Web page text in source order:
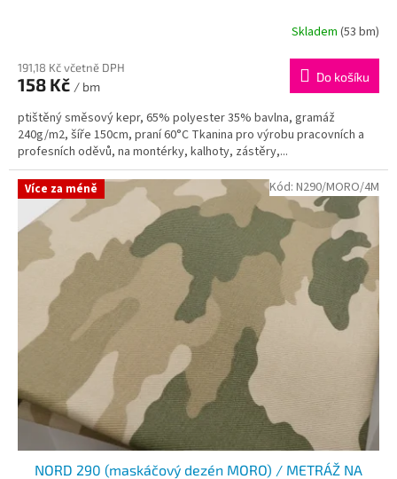
Skladem (53 bm)
191,18 Kč včetně DPH
158 Kč / bm
Do košíku
ptištěný směsový kepr, 65% polyester 35% bavlna, gramáž
240g/m2, šíře 150cm, praní 60°C Tkanina pro výrobu pracovních a
profesních oděvů, na montérky, kalhoty, zástěry,...
Více za méně
NORD 290 (maskáčový dezén MORO) / METRÁŽ NA
Kód: N290/MORO/4M